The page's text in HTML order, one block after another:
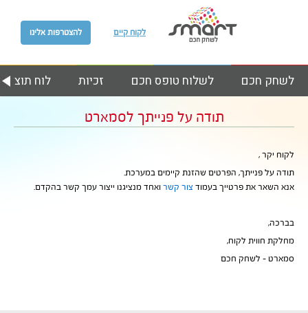
להצטרפות אלינו לקוח קיים
לוח זכיות לשלוח טופס חכם לשחק חכם
תודה על פנייתך לסמארט
לקוח יקר ,
תודה על פנייתך, הפרטים שהזנת קיימים במערכת.
אנא השאר את פרטייך בעמוד צור קשר ואחד מנציגנו ייצור עמך קשר בהקדם.
בברכה,
מחלקת חווית לקוח,
סמארט – לשחק חכם